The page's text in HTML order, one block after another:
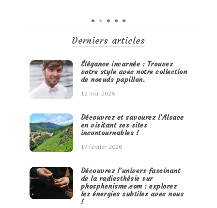
Derniers articles
Élégance incarnée : Trouvez
votre style avec notre collection
de noeuds papillon.
12 mai 2026
Découvrez et savourez l’Alsace
en visitant ses sites
incontournables !
17 février 2026
Découvrez l’univers fascinant
de la radiesthésie sur
phosphenisme.com : explorez
les énergies subtiles avec nous
!